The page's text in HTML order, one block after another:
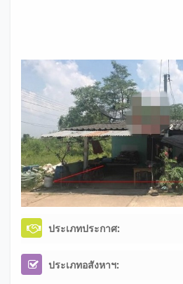
ประเภทประกาศ:
ประเภทอสังหาฯ: